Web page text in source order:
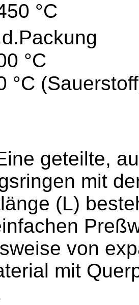
°C
°C
°C
geteilte,
mit
(L)
von
mit